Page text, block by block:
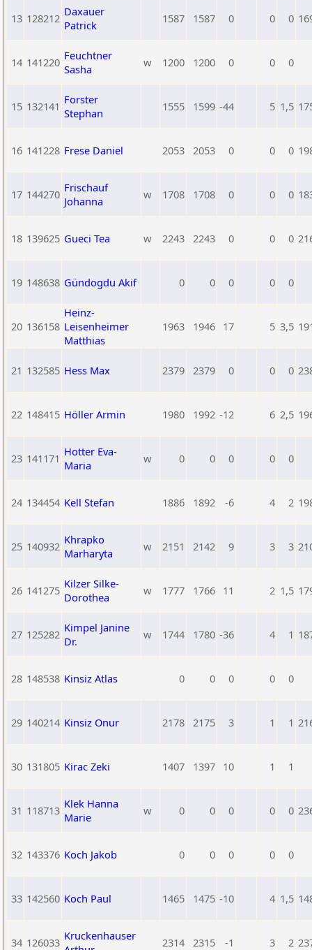
13 128212 Daxauer
Patrick
1587 1587 0 0 0
14 141220 Feuchtner
Sasha
w 1200 1200 0 0 0
15 132141 Forster
Stephan
1555 1599 -44 5 1,5
16 141228 Frese Daniel 2053 2053 0 0 0
17 144270 Frischauf
Johanna
w 1708 1708 0 0 0
18 139625 Gueci Tea w 2243 2243 0 0 0
19 148638 Gündogdu Akif 0 0 0 0 0
20 136158
Heinz-
Leisenheimer
Matthias
1963 1946 17 5 3,5
21 132585 Hess Max 2379 2379 0 0 0
22 148415 Höller Armin 1980 1992 -12 6 2,5
23 141171 Hotter Eva-
Maria
w 0 0 0 0 0
24 134454 Kell Stefan 1886 1892 -6 4 2
25 140932 Khrapko
Marharyta
w 2151 2142 9 3 3
26 141275 Kilzer Silke-
Dorothea
w 1777 1766 11 2 1,5
27 125282 Kimpel Janine
Dr.
w 1744 1780 -36 4 1
28 148538 Kinsiz Atlas 0 0 0 0 0
29 140214 Kinsiz Onur 2178 2175 3 1 1
30 131805 Kirac Zeki 1407 1397 10 1 1
31 118713 Klek Hanna
Marie
w 0 0 0 0 0
32 143376 Koch Jakob 0 0 0 0 0
33 142560 Koch Paul 1465 1475 -10 4 1,5
34 126033 Kruckenhauser
2314 2315 -1 3 2